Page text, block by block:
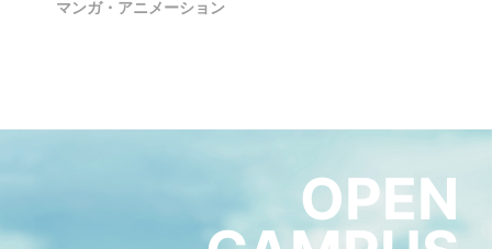
マンガ・アニメーション
OPEN